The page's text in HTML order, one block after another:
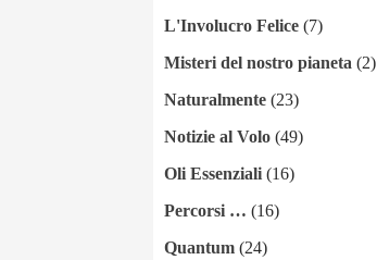
L'Involucro Felice(7)
Misteri del nostro pianeta(2)
Naturalmente(23)
Notizie al Volo(49)
Oli Essenziali(16)
Percorsi … (16)
Quantum(24)